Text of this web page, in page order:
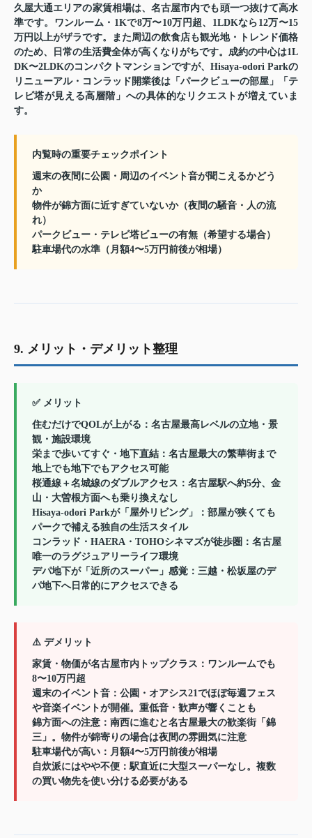
久屋大通エリアの家賃相場は、名古屋市内でも頭一つ抜けて高水
準です。ワンルーム・1Kで8万〜10万円超、1LDKなら12万〜15
万円以上がザラです。また周辺の飲食店も観光地・トレンド価格
のため、日常の生活費全体が高くなりがちです。成約の中心は1L
DK〜2LDKのコンパクトマンションですが、Hisaya-odori Parkの
リニューアル・コンラッド開業後は「パークビューの部屋」「テ
レビ塔が見える高層階」への具体的なリクエストが増えていま
す。
内覧時の重要チェックポイント
週末の夜間に公園・周辺のイベント音が聞こえるかどう
か
物件が錦方面に近すぎていないか（夜間の騒音・人の流
れ）
パークビュー・テレビ塔ビューの有無（希望する場合）
駐車場代の水準（月額4〜5万円前後が相場）
9. メリット・デメリット整理
✅ メリット
住むだけでQOLが上がる ：名古屋最高レベルの立地・景
観・施設環境
栄まで歩いてすぐ・地下直結 ：名古屋最大の繁華街まで
地上でも地下でもアクセス可能
桜通線＋名城線のダブルアクセス ：名古屋駅へ約5分、金
山・大曽根方面へも乗り換えなし
Hisaya-odori Parkが「屋外リビング」
：部屋が狭くても
パークで補える独自の生活スタイル
コンラッド・HAERA・TOHOシネマズが徒歩圏 ：名古屋
唯一のラグジュアリーライフ環境
デパ地下が「近所のスーパー」感覚 ：三越・松坂屋のデ
パ地下へ日常的にアクセスできる
⚠️ デメリット
家賃・物価が名古屋市内トップクラス ：ワンルームでも
8〜10万円超
週末のイベント音 ：公園・オアシス21でほぼ毎週フェス
や音楽イベントが開催。重低音・歓声が響くことも
錦方面への注意 ：南西に進むと名古屋最大の歓楽街「錦
三」。物件が錦寄りの場合は夜間の雰囲気に注意
駐車場代が高い ：月額4〜5万円前後が相場
自炊派にはやや不便 ：駅直近に大型スーパーなし。複数
の買い物先を使い分ける必要がある